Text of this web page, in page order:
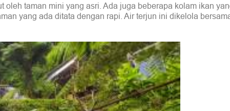
oleh taman mini yang asri. Ada juga beberapa kolam ikan
yang ada ditata dengan rapi. Air terjun ini dikelola